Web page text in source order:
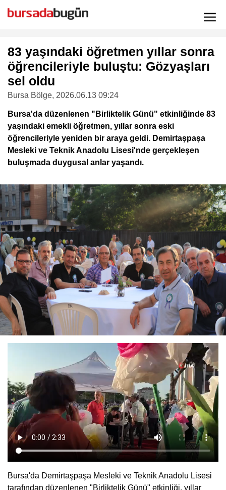
83 yaşındaki öğretmen yıllar sonra
öğrencileriyle buluştu: Gözyaşları
sel oldu
Bursa Bölge, 2026.06.13 09:24
Bursa'da düzenlenen "Birliktelik Günü" etkinliğinde 83
yaşındaki emekli öğretmen, yıllar sonra eski
öğrencileriyle yeniden bir araya geldi. Demirtaşpaşa
Mesleki ve Teknik Anadolu Lisesi'nde gerçekleşen
buluşmada duygusal anlar yaşandı.
Bursa'da Demirtaşpaşa Mesleki ve Teknik Anadolu Lisesi
tarafından düzenlenen "Birliktelik Günü" etkinliği, yıllar